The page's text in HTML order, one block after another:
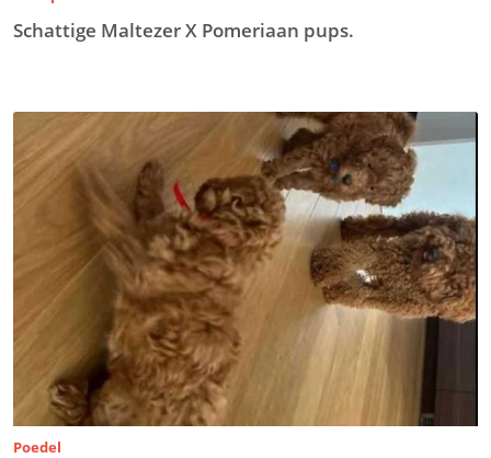
Schattige Maltezer X Pomeriaan pups.
Poedel